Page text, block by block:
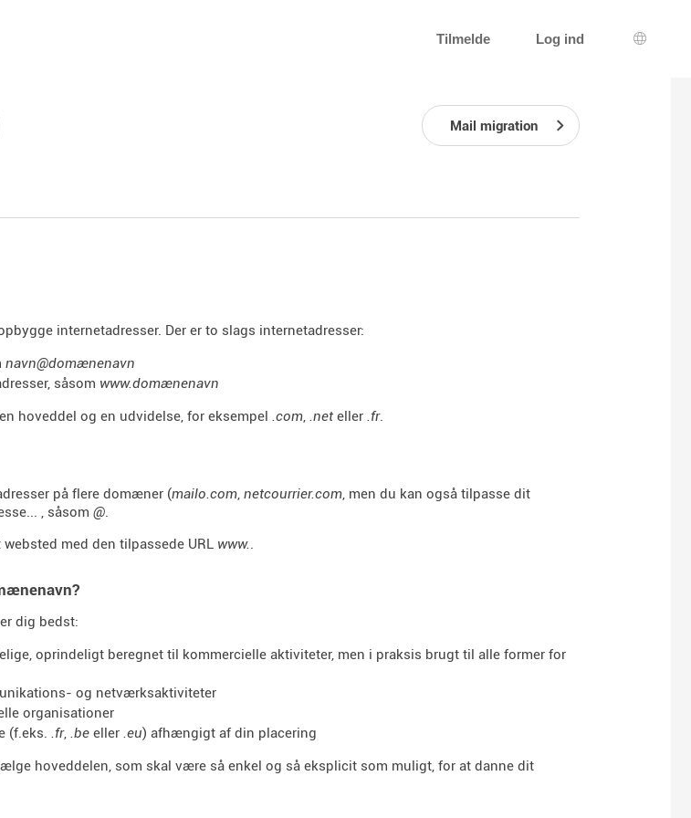
Tilmelde Log ind
Mail migration
internetadresser. Der er to slags internetadresser:
navn@domænenavn
såsom www.domænenavn
hoveddel og en udvidelse, for eksempel .com, .net eller .fr.
på flere domæner (mailo.com, netcourrier.com, men du kan også tilpasse dit
, såsom @.
med den tilpassede URL www..
dig bedst:
oprindeligt beregnet til kommercielle aktiviteter, men i praksis brugt til alle former for
og netværksaktiviteter
organisationer
(f.eks. .fr, .be eller .eu) afhængigt af din placering
hoveddelen, som skal være så enkel og så eksplicit som muligt, for at danne dit